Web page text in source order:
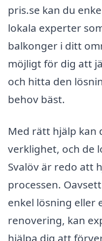
pris.se kan du
lokala experter
balkonger i ditt
möjligt för dig att
och hitta den
behov bäst.
Med rätt hjälp kan
verklighet, och de
Svalöv är redo att
processen.
enkel lösning eller
renovering, kan
hjälpa dig att